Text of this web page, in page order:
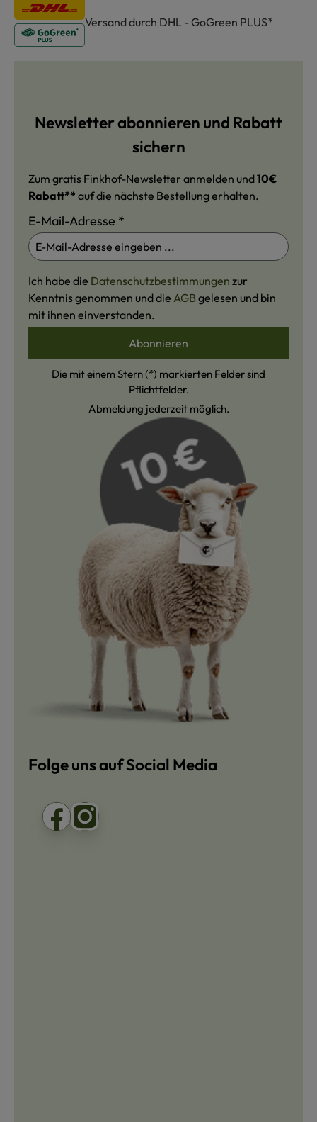
Versand durch DHL - GoGreen PLUS*
Newsletter abonnieren und Rabatt
sichern
Zum gratis Finkhof-Newsletter anmelden und10€
Rabatt** auf die nächste Bestellung erhalten.
E-Mail-Adresse *
Ich habe die Datenschutzbestimmungen zur
Kenntnis genommen und die AGB gelesen und bin
mit ihnen einverstanden.
Abonnieren
Die mit einem Stern (*) markierten Felder sind
Pflichtfelder.
Abmeldung jederzeit möglich.
Folge uns auf Social Media